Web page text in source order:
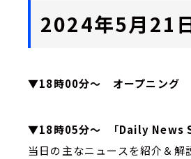
2024年5月21
▼18時00分～ オープニング
▼18時05分～ 「Daily News
当日の主なニュースを紹介＆解